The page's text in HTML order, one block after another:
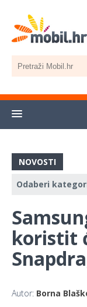
NOVOSTI
koristit
Autor: Borna